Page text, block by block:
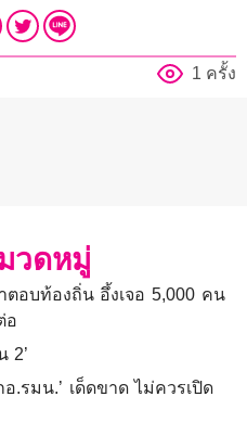
1 ครั้ง
วดหมู่
ตอบท้องถิ่น อึ้งเจอ 5,000 คน
อ
2’
.รมน.’ เด็ดขาด​ ไม่ควรเปิด